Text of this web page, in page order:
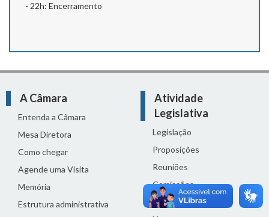
- 22h: Encerramento
A Câmara
Entenda a Câmara
Mesa Diretora
Como chegar
Agende uma Visita
Memória
Estrutura administrativa
Atividade
Legislativa
Legislação
Proposições
Reuniões
Comissões
Ciclo Orçamentário